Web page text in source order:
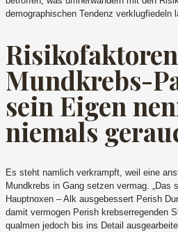
demographischen Tendenz verklugfiedeln
Mundkrebs-
sein Eigen
niemals
Es steht namlich verkrampft, weil eine
Mundkrebs in Gang setzen vermag.
„Das
Hauptnoxen – Alk ausgebessert Perish
damit vermogen Perish krebserregenden
qualmen jedoch bis ins Detail